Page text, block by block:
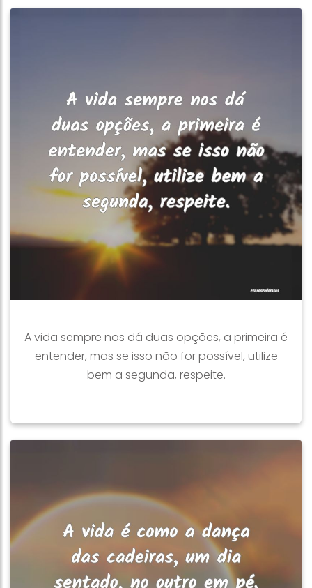
A vida sempre nos dá duas opções, a primeira é
entender, mas se isso não for possível, utilize
bem a segunda, respeite.